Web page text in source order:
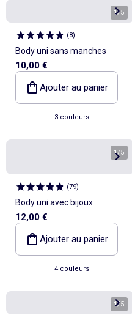
1/5
(8)
Body uni sans manches
10,00 €
Ajouter au panier
3 couleurs
1/5
(79)
Body uni avec bijoux
fantaisies sur les bretelles
12,00 €
Ajouter au panier
4 couleurs
1/5